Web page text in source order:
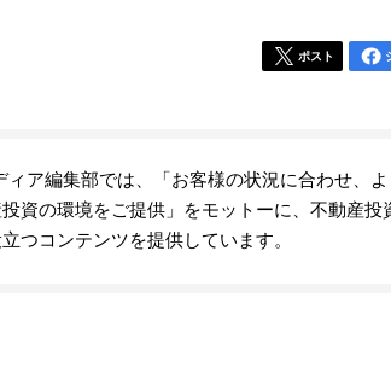
ポスト
ィア編集部では、「お客様の状況に合わせ、
資の環境をご提供」をモットーに、不動産投
つコンテンツを提供しています。